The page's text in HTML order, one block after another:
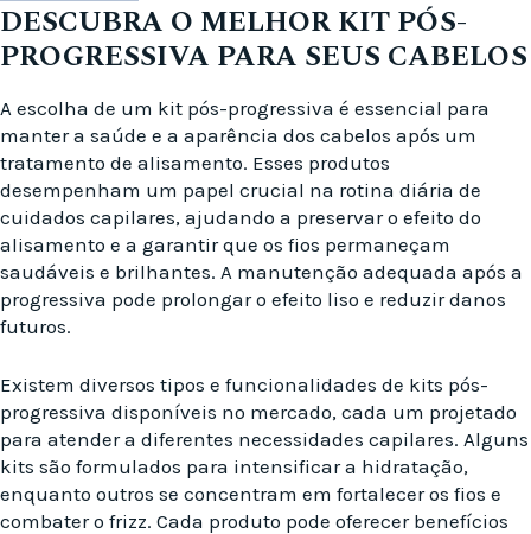
DESCUBRA O MELHOR KIT PÓS-
PROGRESSIVA PARA SEUS CABELOS
A escolha de um kit pós-progressiva é essencial para
manter a saúde e a aparência dos cabelos após um
tratamento de alisamento. Esses produtos
desempenham um papel crucial na rotina diária de
cuidados capilares, ajudando a preservar o efeito do
alisamento e a garantir que os fios permaneçam
saudáveis e brilhantes. A manutenção adequada após a
progressiva pode prolongar o efeito liso e reduzir danos
futuros.
Existem diversos tipos e funcionalidades de kits pós-
progressiva disponíveis no mercado, cada um projetado
para atender a diferentes necessidades capilares. Alguns
kits são formulados para intensificar a hidratação,
enquanto outros se concentram em fortalecer os fios e
combater o frizz. Cada produto pode oferecer benefícios